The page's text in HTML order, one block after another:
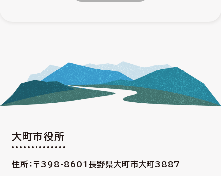
大町市役所
住所：〒398-8601 長野県大町市大町3887